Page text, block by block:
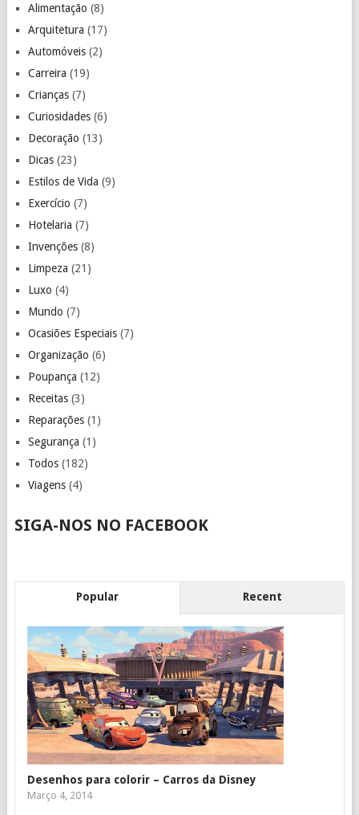
Alimentação (8)
Arquitetura (17)
Automóveis(2)
Carreira (19)
Crianças(7)
Curiosidades(6)
Decoração (13)
Dicas(23)
Estilos de Vida (9)
Exercício (7)
Hotelaria (7)
Invenções(8)
Limpeza (21)
Luxo (4)
Mundo (7)
Ocasiões Especiais(7)
Organização (6)
Poupança (12)
Receitas(3)
Reparações(1)
Segurança (1)
Todos(182)
Viagens(4)
SIGA-NOS NO FACEBOOK
Popular Recent
Desenhos para colorir – Carros da Disney
Março 4, 2014